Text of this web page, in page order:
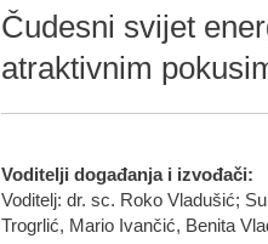
Čudesni svijet
atraktivnim
Voditelji događanja i izvođači:
Voditelj: dr. sc. Roko Vladušić;
Trogrlić, Mario Ivančić, Benita